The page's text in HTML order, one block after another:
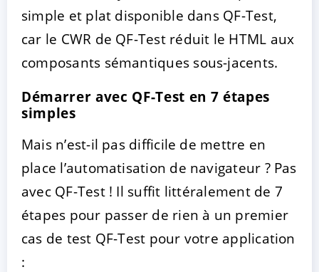
simple et plat disponible dans QF-Test,
car le CWR de QF-Test réduit le HTML aux
composants sémantiques sous-jacents.
Démarrer avec QF-Test en 7 étapes
simples
Mais n’est-il pas difficile de mettre en
place l’automatisation de navigateur ? Pas
avec QF-Test ! Il suffit littéralement de 7
étapes pour passer de rien à un premier
cas de test QF-Test pour votre application
: